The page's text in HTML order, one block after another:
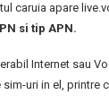
caruia apare
si tip APN.
Internet sau
uri in el, printre